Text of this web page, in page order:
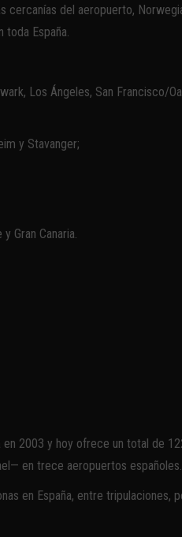
cercanías del aeropuerto,
toda España.
Los Ángeles, San Francisco/
y Stavanger;
Gran Canaria.
2003 y hoy ofrece un total de
en trece aeropuertos españoles.
en España, entre tripulaciones,